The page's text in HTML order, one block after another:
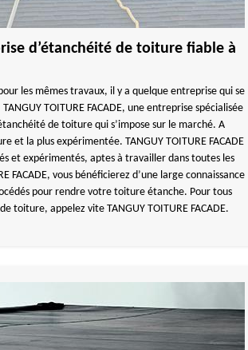
d’étanchéité de toiture fiable à
les mêmes travaux, il y a quelque entreprise qui se
TOITURE FACADE, une entreprise spécialisée
de toiture qui s’impose sur le marché. A
et la plus expérimentée. TANGUY TOITURE FACADE
et expérimentés, aptes à travailler dans toutes les
FACADE, vous bénéficierez d’une large connaissance
pour rendre votre toiture étanche. Pour tous
toiture, appelez vite TANGUY TOITURE FACADE.